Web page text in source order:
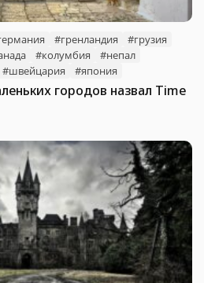
#гренландия
#грузия
#колумбия
#непал
#швейцария #япония
городов назвал Time